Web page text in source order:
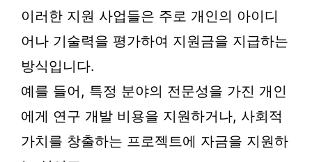
이러한 지원 사업들은 주로 개인의 아이디
어나 기술력을 평가하여 지원금을 지급하는
방식입니다.
예를 들어, 특정 분야의 전문성을 가진 개인
에게 연구 개발 비용을 지원하거나, 사회적
가치를 창출하는 프로젝트에 자금을 지원하